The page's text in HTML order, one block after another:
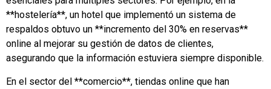
**hostelería**, un hotel que implementó un sistema de
respaldos obtuvo un **incremento del 30% en reservas**
online al mejorar su gestión de datos de clientes,
asegurando que la información estuviera siempre disponible.
En el sector del **comercio**, tiendas online que han